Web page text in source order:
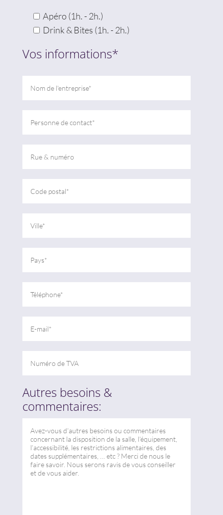
Apéro (1h. - 2h.)
Drink & Bites (1h. - 2h.)
Vos informations*
Autres besoins &
commentaires: